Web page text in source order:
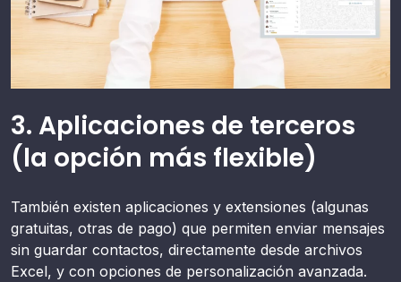
3. Aplicaciones de terceros
(la opción más flexible)
También existen aplicaciones y extensiones (algunas
gratuitas, otras de pago) que permiten enviar mensajes
sin guardar contactos, directamente desde archivos
Excel, y con opciones de personalización avanzada.